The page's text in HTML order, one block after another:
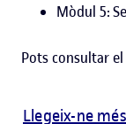
Mòdul 5:
Pots consultar
Llegeix-ne més